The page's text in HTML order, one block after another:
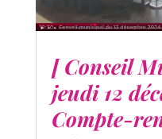
[ Conseil
jeudi 12
Compte-